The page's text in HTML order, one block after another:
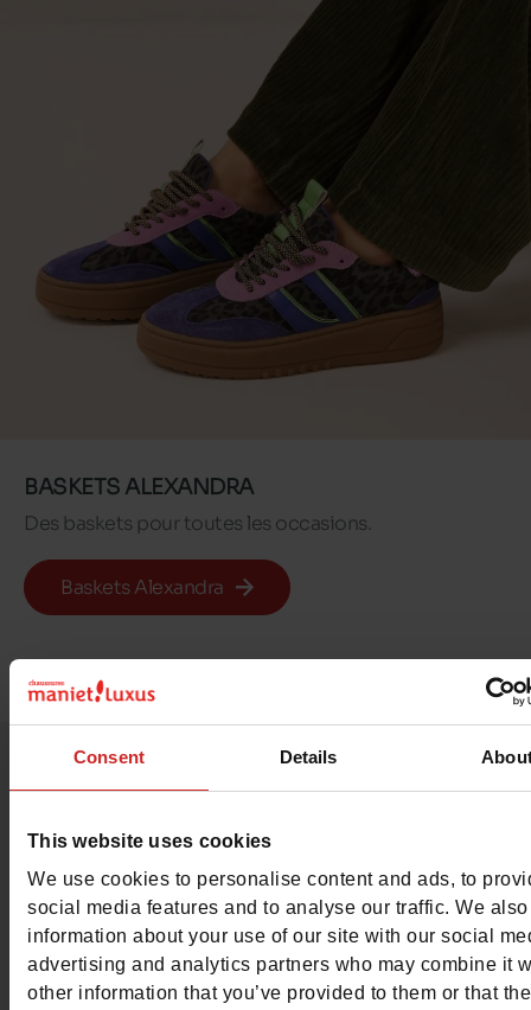
Consent Details
This website uses cookies
We use cookies to personalise content and ads, to
social media features and to analyse our traffic. We
information about your use of our site with our social
advertising and analytics partners who may combine it
other information that you’ve provided to them or that
BASKETS ALEXANDRA
Des baskets pour toutes les occasions.
Baskets Alexandra
Tous nos looks portés
par notre
#LoveManietLuxus
Publiez votre plus beau look sur Instagram et